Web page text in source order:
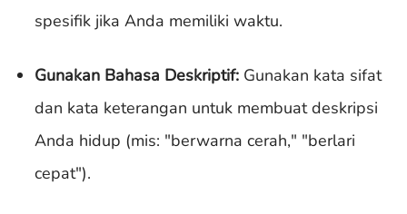
spesifik jika Anda memiliki waktu.
Gunakan Bahasa Deskriptif: Gunakan kata sifat
dan kata keterangan untuk membuat deskripsi
Anda hidup (mis: "berwarna cerah," "berlari
cepat").